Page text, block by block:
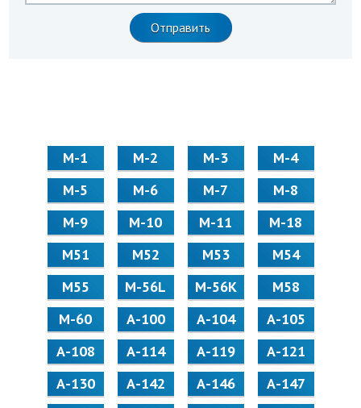
М-1 М-2 М-3
М-4
М-5
М-6 М-7
М-8
М-9
М-10 М-11
М-18
М51
М52 М53
М54
М55
M-56L M-56K
М58
M-60
А-100 А-104
А-105
А-108
А-114 А-119
А-121
А-130
А-142 А-146
А-147